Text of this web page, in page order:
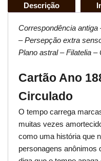
Descrição
Correspondência
– Persepção extra
Plano astral – Filatelia –
Cartão Ano
Circulado
O tempo carrega
muitas vezes
como uma história que
personagens anônimos